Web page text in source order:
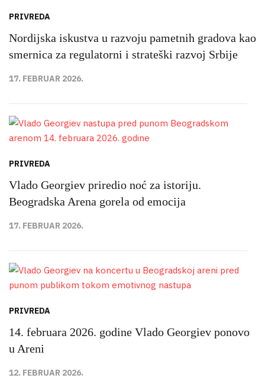
PRIVREDA
Nordijska iskustva u razvoju pametnih gradova kao
smernica za regulatorni i strateški razvoj Srbije
17. FEBRUAR 2026.
PRIVREDA
Vlado Georgiev priredio noć za istoriju.
Beogradska Arena gorela od emocija
17. FEBRUAR 2026.
PRIVREDA
14. februara 2026. godine Vlado Georgiev ponovo
u Areni
12. FEBRUAR 2026.